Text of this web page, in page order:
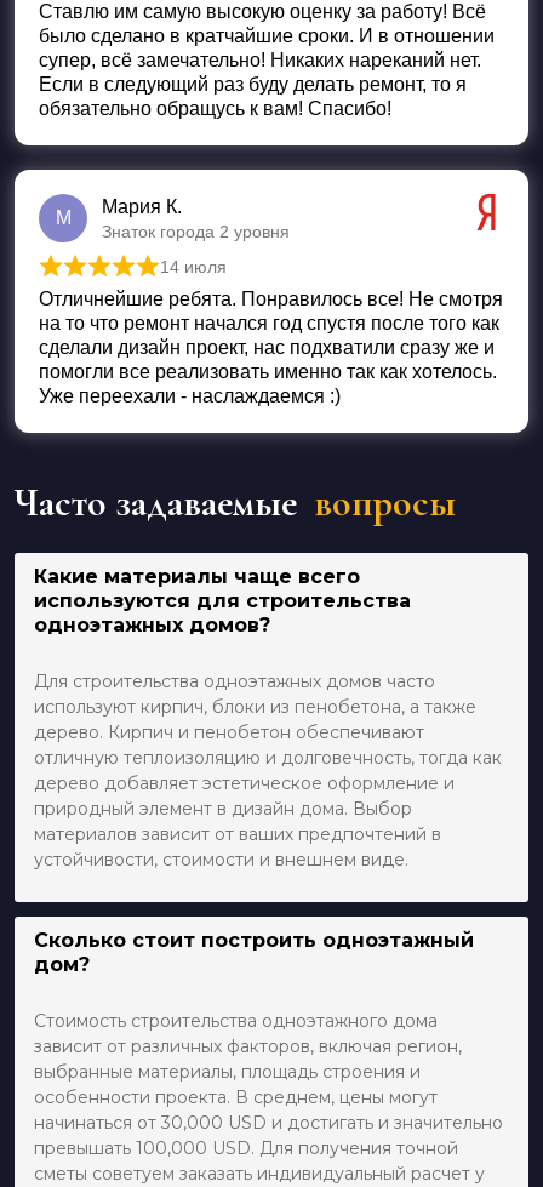
Ставлю им самую высокую оценку за работу! Всё
было сделано в кратчайшие сроки. И в отношении
супер, всё замечательно! Никаких нареканий нет.
Если в следующий раз буду делать ремонт, то я
обязательно обращусь к вам! Спасибо!
М
Мария К.
Знаток города 2 уровня
Оценка
14 июля
Отличнейшие ребята. Понравилось все! Не смотря
на то что ремонт начался год спустя после того как
сделали дизайн проект, нас подхватили сразу же и
помогли все реализовать именно так как хотелось.
Уже переехали - наслаждаемся :)
Часто задаваемые вопросы
Какие материалы чаще всего
используются для строительства
одноэтажных домов?
Для строительства одноэтажных домов часто
используют кирпич, блоки из пенобетона, а также
дерево. Кирпич и пенобетон обеспечивают
отличную теплоизоляцию и долговечность, тогда как
дерево добавляет эстетическое оформление и
природный элемент в дизайн дома. Выбор
материалов зависит от ваших предпочтений в
устойчивости, стоимости и внешнем виде.
Сколько стоит построить одноэтажный
дом?
Стоимость строительства одноэтажного дома
зависит от различных факторов, включая регион,
выбранные материалы, площадь строения и
особенности проекта. В среднем, цены могут
начинаться от 30,000 USD и достигать и значительно
превышать 100,000 USD. Для получения точной
сметы советуем заказать индивидуальный расчет у